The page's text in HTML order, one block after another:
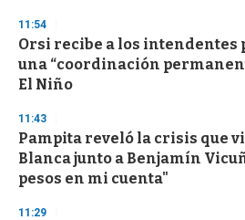
11:54
Orsi recibe a los intendentes
una “coordinación
El Niño
11:43
Pampita reveló la crisis que
Blanca junto a Benjamín
pesos en mi cuenta"
11:29